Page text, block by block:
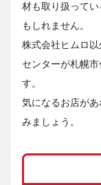
材も取り扱って
もしれません。
株式会社ヒムロ
センターが札幌
す。
気になるお店が
みましょう。